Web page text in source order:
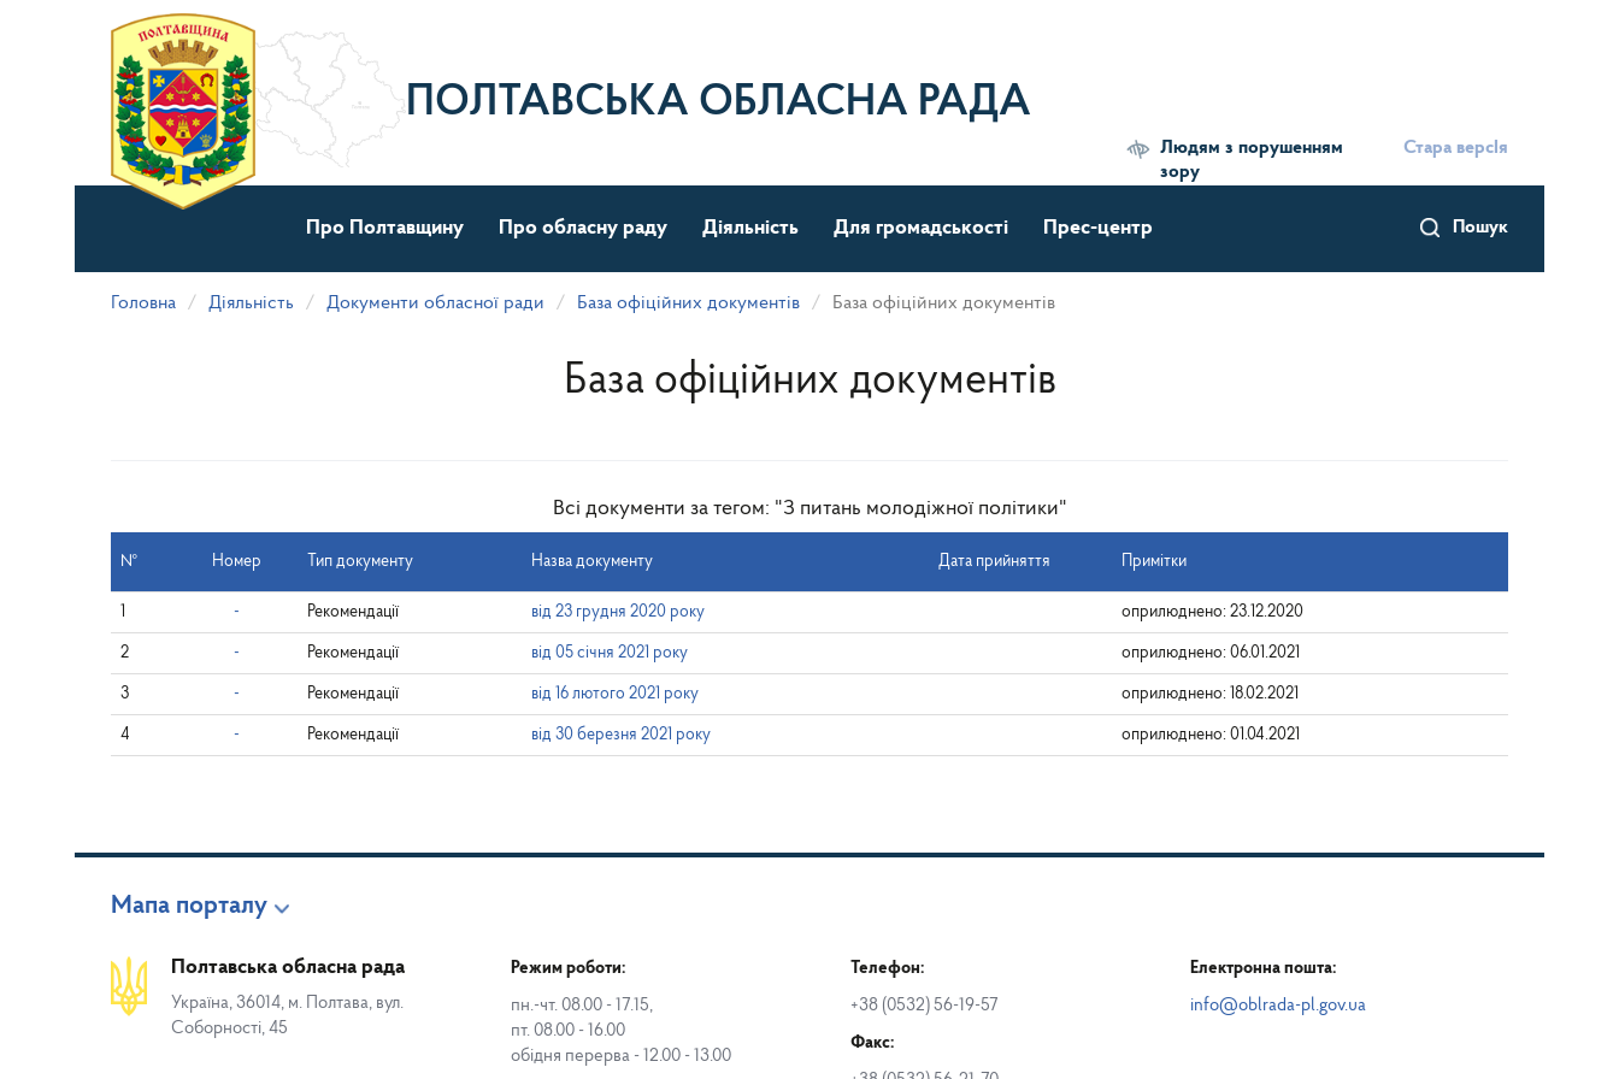
матеріалу
ПОЛТАВСЬКА ОБЛАСНА РАДА
Людям з порушенням
зору
Стара версІя
Пошук
Про Полтавщину Про обласну раду Діяльність Для громадськості Прес-центр
Головна Діяльність Документи обласної ради База офіційних документів База офіційних документів
База офіційних документів
Всі документи за тегом: "З питань молодіжної політики"
№ Номер Тип документу Назва документу Дата прийняття Примітки
1 - Рекомендації від 23 грудня 2020 року оприлюднено: 23.12.2020
2 - Рекомендації від 05 січня 2021 року оприлюднено: 06.01.2021
3 - Рекомендації від 16 лютого 2021 року оприлюднено: 18.02.2021
4 - Рекомендації від 30 березня 2021 року оприлюднено: 01.04.2021
Мапа порталу
Полтавська обласна рада
Україна, 36014, м. Полтава, вул.
Соборності, 45
Режим роботи:
пн.-чт. 08.00 - 17.15,
пт. 08.00 - 16.00
обідня перерва - 12.00 - 13.00
Телефон:
+38 (0532) 56-19-57
Факс:
Електронна пошта:
info@oblrada-pl.gov.ua